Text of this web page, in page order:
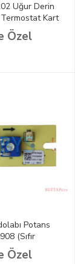
Uğur Derin
Kart
/
Özel
Potans
(Sıfır
Özel